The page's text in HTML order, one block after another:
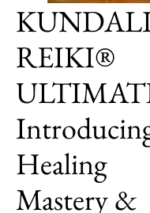
REIKI®
Healing
Mastery &